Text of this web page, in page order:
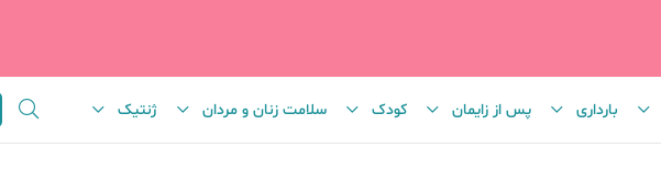
بارداری پس از زایمان کودک سلامت زنان و مردان ژنتیک